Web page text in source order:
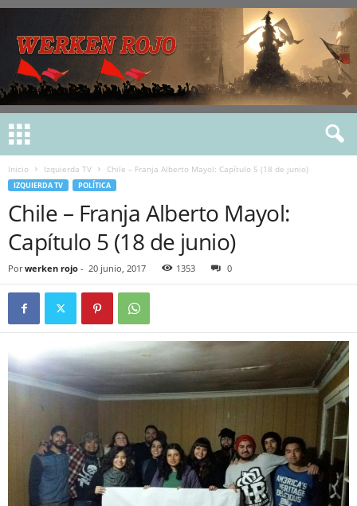
Inicio Izquierda TV Chile – Franja Alberto Mayol: Capítulo 5 (18 de junio)
IZQUIERDA TV POLÍTICA
Chile – Franja Alberto Mayol:
Capítulo 5 (18 de junio)
Por werken rojo - 20 junio, 2017 1353 0